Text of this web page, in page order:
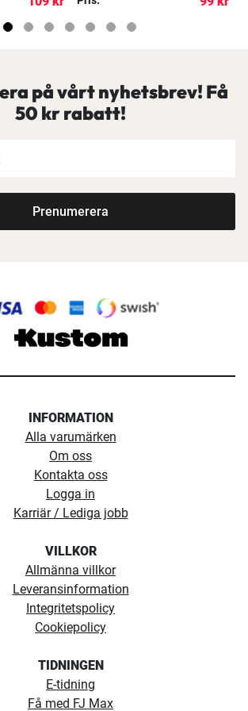
på vårt nyhetsbrev! Få
50 kr rabatt!
Prenumerera
INFORMATION
Alla varumärken
Om oss
Kontakta oss
Logga in
Karriär / Lediga jobb
VILLKOR
Allmänna villkor
Leveransinformation
Integritetspolicy
Cookiepolicy
TIDNINGEN
E-tidning
Få med FJ Max